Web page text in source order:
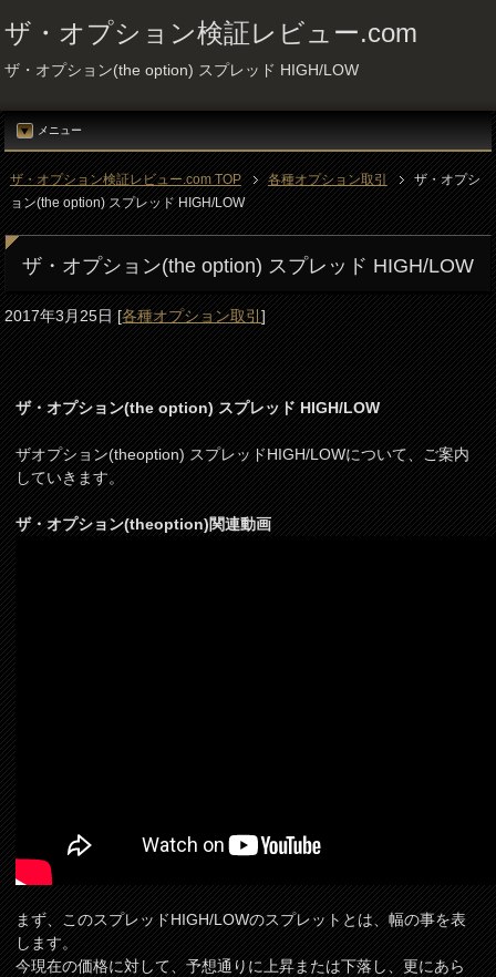
ザ・オプション検証レビュー.com
ザ・オプション(the option) スプレッド HIGH/LOW
メニュー
ザ・オプション検証レビュー.com TOP 各種オプション取引
ザ・オプシ
ョン(the option) スプレッド HIGH/LOW
ザ・オプション(the option) スプレッド HIGH/LOW
2017年3月25日[各種オプション取引]
ザ・オプション(the option) スプレッド HIGH/LOW
ザオプション(theoption) スプレッドHIGH/LOWについて、ご案内
していきます。
ザ・オプション(theoption)関連動画
まず、このスプレッドHIGH/LOWのスプレットとは、幅の事を表
します。
今現在の価格に対して、予想通りに上昇または下落し、更にあら